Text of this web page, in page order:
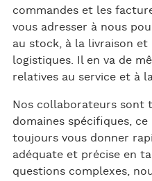
commandes et les
vous adresser à nous
au stock, à la livraison et
logistiques. Il en va de
relatives au service et à
Nos collaborateurs sont
domaines spécifiques,
toujours vous donner
adéquate et précise en
questions complexes,